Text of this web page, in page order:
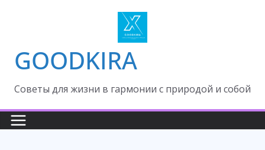
GOODKIRA
Cоветы для жизни в гармонии с природой и собой